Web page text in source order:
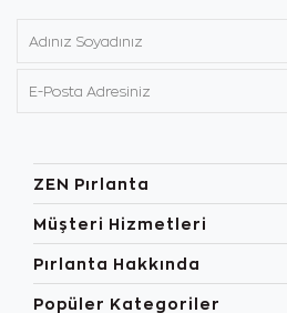
ZEN Pırlanta
Müşteri Hizmetleri
Pırlanta Hakkında
Popüler Kategoriler